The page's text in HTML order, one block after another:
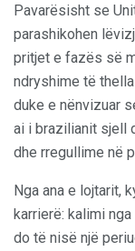
Pavarësisht se
parashikohen
pritjet e fazës së
ndryshime të
duke e nënvizuar
ai i brazilianit sjell
dhe rregullime në
Nga ana e lojtarit,
karrierë: kalimi
do të nisë një